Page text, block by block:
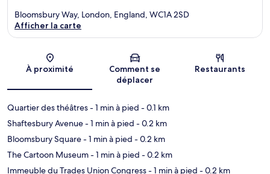
Carte
Bloomsbury Way, London, England, WC1A 2SD
Afficher la carte
À proximité
Comment se
déplacer
Restaurants
Quartier des théâtres- 1 min à pied - 0.1 km
Shaftesbury Avenue- 1 min à pied - 0.2 km
Bloomsbury Square- 1 min à pied - 0.2 km
The Cartoon Museum- 1 min à pied - 0.2 km
Immeuble du Trades Union Congress- 1 min à pied - 0.2 km